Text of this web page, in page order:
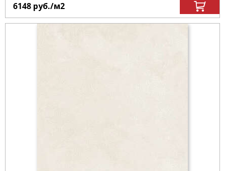
6148 руб./м2